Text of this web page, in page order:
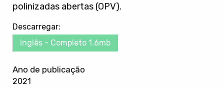
polinizadas abertas (OPV).
Descarregar:
Inglês - Completo 1.6mb
Ano de publicação
2021